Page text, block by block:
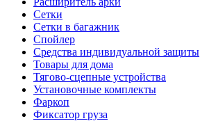
Сетки
Сетки в багажник
Спойлер
Средства индивидуальной защиты
Товары для дома
Тягово-сцепные устройства
Установочные комплекты
Фаркоп
Фиксатор груза